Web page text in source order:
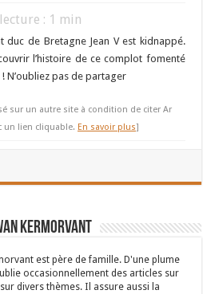
: 1 min
duc de Bretagne Jean V est kidnappé.
l’histoire de ce complot fomenté
N’oubliez pas de partager
sur un autre site à condition de citer Ar
un lien cliquable. En savoir plus]
Kermorvant
est père de famille. D'une plume
occasionnellement des articles sur
divers thèmes. Il assure aussi la